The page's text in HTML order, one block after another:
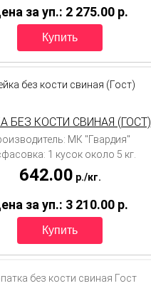
за уп.: 2 275.00 p.
БЕЗ КОСТИ СВИНАЯ (ГОСТ)
МК "Гвардия"
1 кусок около 5 кг.
642.00 p./кг.
за уп.: 3 210.00 p.